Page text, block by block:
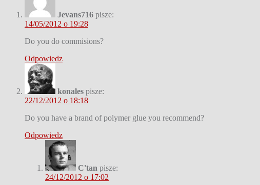
Jevans716 pisze:
14/05/2012 o 19:28
Do you do commisions?
Odpowiedz
konales pisze:
22/12/2012 o 18:18
Do you have a brand of polymer glue you recommend?
Odpowiedz
C'tan pisze:
24/12/2012 o 17:02